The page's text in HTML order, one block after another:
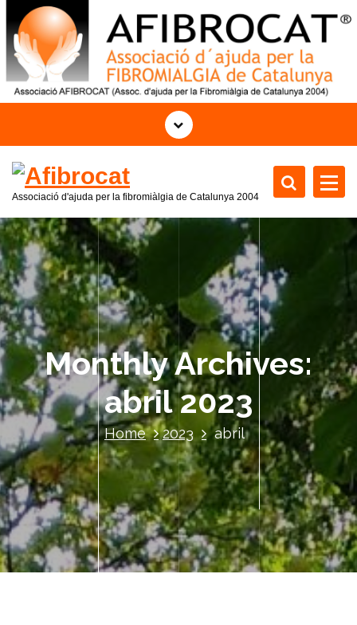
o
n
Associació d'ajuda per la fibromiàlgia de Catalunya 2004
Monthly Archives:
abril 2023
Home 2023 abril